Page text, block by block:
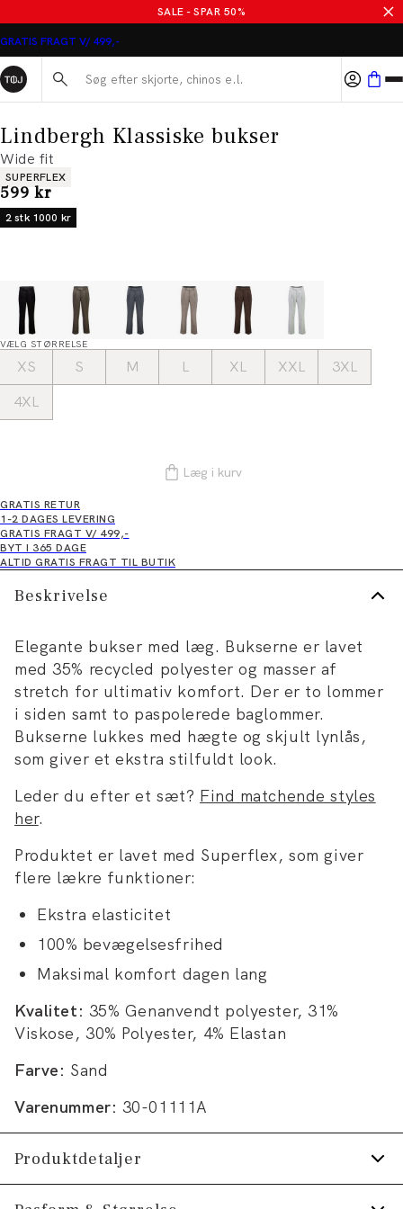
SALE - SPAR 50%
GRATIS FRAGT V/ 499,-
Søg her...
Lindbergh Klassiske bukser
Wide fit
Produkt egenskaber
SUPERFLEX
I alt (inkl. rabat)
599 kr
2 stk 1000 kr
VÆLG STØRRELSE
XS S M L XL XXL
3XL
4XL
Læg i kurv
GRATIS RETUR
1-2 DAGES LEVERING
GRATIS FRAGT V/ 499,-
BYT I 365 DAGE
ALTID GRATIS FRAGT TIL BUTIK
Beskrivelse
Elegante bukser med læg. Bukserne er lavet
med 35% recycled polyester og masser af
stretch for ultimativ komfort. Der er to lommer
i siden samt to paspolerede baglommer.
Bukserne lukkes med hægte og skjult lynlås,
som giver et ekstra stilfuldt look.
Leder du efter et sæt? Find matchende styles
her.
Produktet er lavet med Superflex, som giver
flere lækre funktioner:
Ekstra elasticitet
100% bevægelsesfrihed
Maksimal komfort dagen lang
Kvalitet: 35% Genanvendt polyester, 31%
Viskose, 30% Polyester, 4% Elastan
Farve: Sand
Varenummer: 30-01111A
Produktdetaljer